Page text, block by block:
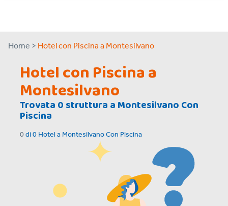
Home > Hotel con Piscina a Montesilvano
Hotel con Piscina a
Montesilvano
Trovata0struttura aMontesilvano Con
Piscina
0 di0 Hotel a Montesilvano Con Piscina